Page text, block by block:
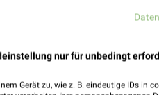
nur für unbedingt
Gerät zu, wie z. B. eindeutige IDs in